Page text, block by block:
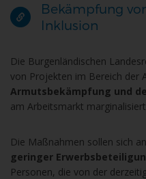
Bekämpfung
Inklusion
Die Burgenländischen
von Projekten im Bereich der
Armutsbekämpfung und
am Arbeitsmarkt
Die Maßnahmen sollen sich an
geringer
Personen, die von der